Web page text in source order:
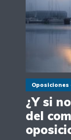
¿Y si
del